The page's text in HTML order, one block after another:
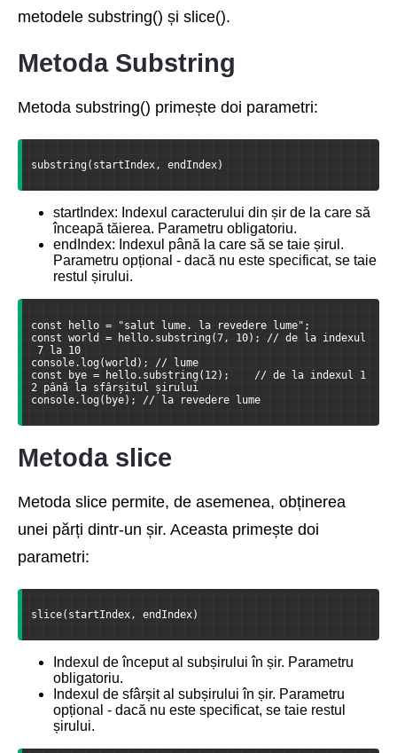
metodele substring() și slice().
Metoda Substring
Metoda substring() primește doi parametri:
substring(startIndex, endIndex)
startIndex: Indexul caracterului din șir de la care să
înceapă tăierea. Parametru obligatoriu.
endIndex: Indexul până la care să se taie șirul.
Parametru opțional - dacă nu este specificat, se taie
restul șirului.
const hello = "salut lume. la revedere lume";
const world = hello.substring(7, 10); // de la indexul
7 la 10
console.log(world); // lume
const bye = hello.substring(12);    // de la indexul 1
2 până la sfârșitul șirului
console.log(bye); // la revedere lume
Metoda slice
Metoda slice permite, de asemenea, obținerea
unei părți dintr-un șir. Aceasta primește doi
parametri:
slice(startIndex, endIndex)
Indexul de început al subșirului în șir. Parametru
obligatoriu.
Indexul de sfârșit al subșirului în șir. Parametru
opțional - dacă nu este specificat, se taie restul
șirului.